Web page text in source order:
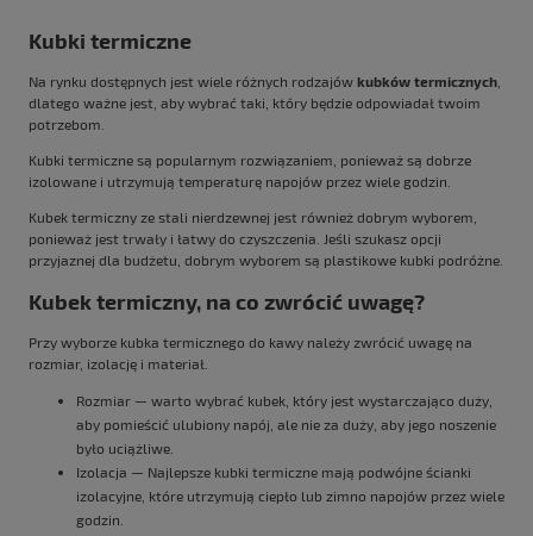
Kubki termiczne
Na rynku dostępnych jest wiele różnych rodzajów kubków termicznych
dlatego ważne jest, aby wybrać taki, który będzie odpowiadał twoim
potrzebom.
Kubki termiczne są popularnym rozwiązaniem, ponieważ są dobrze
izolowane i utrzymują temperaturę napojów przez wiele godzin.
Kubek termiczny ze stali nierdzewnej jest również dobrym wyborem,
ponieważ jest trwały i łatwy do czyszczenia. Jeśli szukasz opcji
przyjaznej dla budżetu, dobrym wyborem są plastikowe kubki podróżne.
Kubek termiczny, na co zwrócić uwagę?
Przy wyborze kubka termicznego do kawy należy zwrócić uwagę na
rozmiar, izolację i materiał.
Rozmiar — warto wybrać kubek, który jest wystarczająco duży,
aby pomieścić ulubiony napój, ale nie za duży, aby jego noszenie
było uciążliwe.
Izolacja — Najlepsze kubki termiczne mają podwójne ścianki
izolacyjne, które utrzymują ciepło lub zimno napojów przez wiele
godzin.